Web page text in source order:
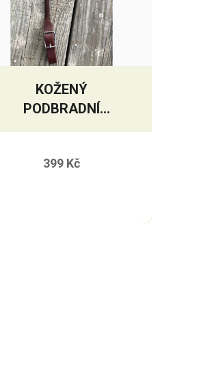
KOŽENÝ
PODBRADNÍ
ŘEMÍNEK PREMIUM
399 Kč